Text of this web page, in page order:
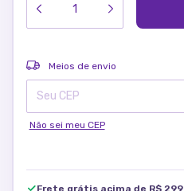
Entregas para o CEP:
Meios de envio
Não sei meu CEP
Frete grátis acima de R$ 299